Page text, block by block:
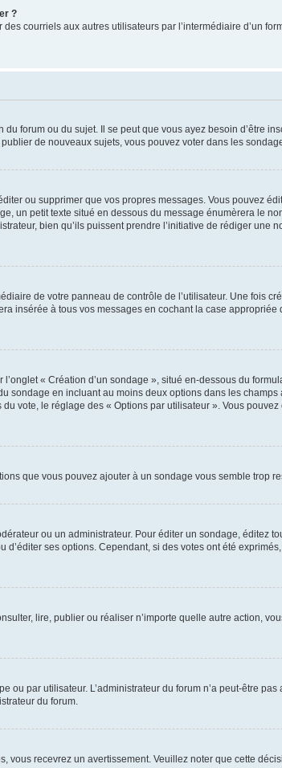
?
courriels aux autres utilisateurs par l’intermédiaire d’un
forum ou du sujet. Il se peut que vous ayez besoin d’être
de nouveaux sujets, vous pouvez voter dans les
ou supprimer que vos propres messages. Vous pouvez
un petit texte situé en dessous du message énumèrera le
bien qu’ils puissent prendre l’initiative de rédiger
de votre panneau de contrôle de l’utilisateur. Une fois
insérée à tous vos messages en cochant la case
« Création d’un sondage », situé en-dessous du
sondage en incluant au moins deux options dans les
vote, le réglage des « Options par utilisateur ». Vous
que vous pouvez ajouter à un sondage vous semble trop
ou un administrateur. Pour éditer un sondage, éditez
ses options. Cependant, si des votes ont été
lire, publier ou réaliser n’importe quelle autre action,
par utilisateur. L’administrateur du forum n’a peut-être
du forum.
recevrez un avertissement. Veuillez noter que cette